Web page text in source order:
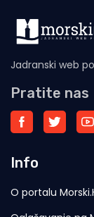
Jadranski web
Pratite nas
Info
O portalu